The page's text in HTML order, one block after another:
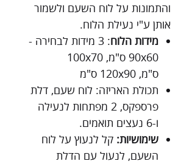
והתמונות על לוח השעם ולשמור
אותן ע"י נעילת הלוח.
מידות הלוח
: 3 מידות לבחירה -
90x60 ס"מ, 100x70
ס"מ, 120x90 ס"מ
תכולת האריזה: לוח שעם, דלת
פרספקס, 2 מפתחות לנעילה
ו-6 נעצים תואמים.
שימושיות: קל לנעוץ על לוח
השעם, לנעול עם הדלת